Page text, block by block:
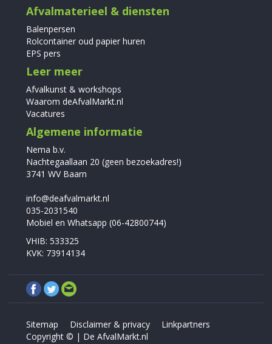
Afvalmaterieel & diensten
Balenpersen
Rolcontainer oud papier huren
EPS pers
Leer meer
Afvalkunst & workshops
Waarom deAfvalMarkt.nl
Vacatures
Algemene informatie
Nema b.v.
Nachtegaallaan 20 (geen bezoekadres!)
3741 WV Baarn
info@deafvalmarkt.nl
035-2031540
Mobiel en Whatsapp (06-42800744)
VHIB: 533325
KVK: 73914134
Sitemap Disclaimer & privacy
Linkpartners
Copyright © | De AfvalMarkt.nl